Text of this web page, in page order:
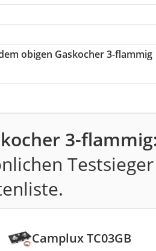
obigen Gaskocher 3-flammig
3-
Camplux TC03GB